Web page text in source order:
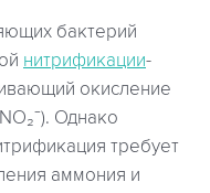
бактерий
нитрификации-
окисление
Однако
требует
аммония и